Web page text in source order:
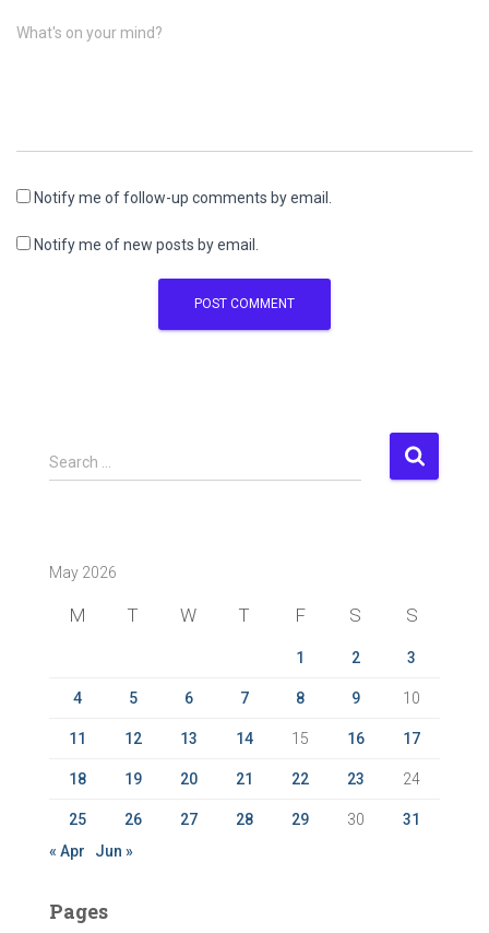
What's on your mind?
Notify me of follow-up comments by email.
Notify me of new posts by email.
S
e
h
Search …
May 2026
M T W T F S S
1 2 3
4 5 6 7 8 9 10
11 12 13 14 15 16 17
18 19 20 21 22 23 24
25 26 27 28 29 30
31
« Apr
Jun »
Pages